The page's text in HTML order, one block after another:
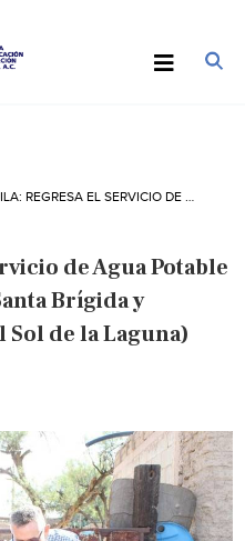
de Agua Potable
Brígida y
Sol de la Laguna)